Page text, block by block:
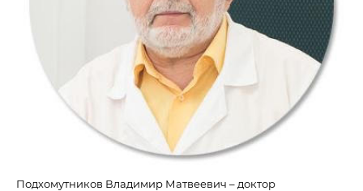
Подхомутников Владимир Матвеевич – доктор